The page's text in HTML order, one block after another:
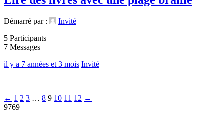
Démarré par :
Invité
5 Participants
7 Messages
il y a 7 années et 3 mois Invité
← 1 2 3 … 8 9 10 11 12 →
9769